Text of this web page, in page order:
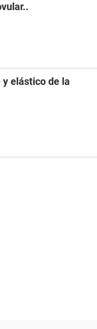
elástico de la